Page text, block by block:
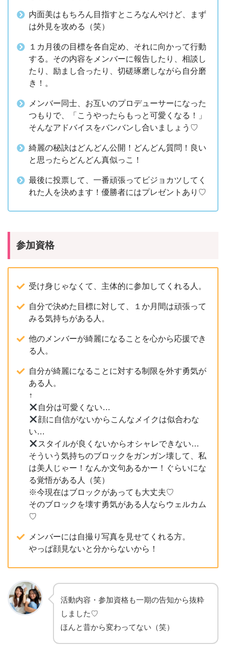
内面美はもちろん目指すところなんやけど、まず
は外見を攻める（笑）
１カ月後の目標を各自定め、それに向かって行動
する。その内容をメンバーに報告したり、相談し
たり、励まし合ったり、切磋琢磨しながら自分磨
き！。
メンバー同士、お互いのプロデューサーになった
つもりで、「こうやったらもっと可愛くなる！」
そんなアドバイスをバンバンし合いましょう♡
綺麗の秘訣はどんどん公開！どんどん質問！良い
と思ったらどんどん真似っこ！
最後に投票して、一番頑張ってビジョカツしてく
れた人を決めます！優勝者にはプレゼントあり♡
参加資格
受け身じゃなくて、主体的に参加してくれる人。
自分で決めた目標に対して、１か月間は頑張って
みる気持ちがある人。
他のメンバーが綺麗になることを心から応援でき
る人。
自分が綺麗になることに対する制限を外す勇気が
ある人。
↑
自分は可愛くない…
顔に自信がないからこんなメイクは似合わな
い…
スタイルが良くないからオシャレできない…
そういう気持ちのブロックをガンガン壊して、私
は美人じゃー！なんか文句あるかー！ぐらいにな
る覚悟がある人（笑）
※今現在はブロックがあっても大丈夫♡
そのブロックを壊す勇気がある人ならウェルカム
♡
メンバーには自撮り写真を見せてくれる方。
やっぱ顔見ないと分からないから！
活動内容・参加資格も一期の告知から抜粋
しました♡
ほんと昔から変わってない（笑）